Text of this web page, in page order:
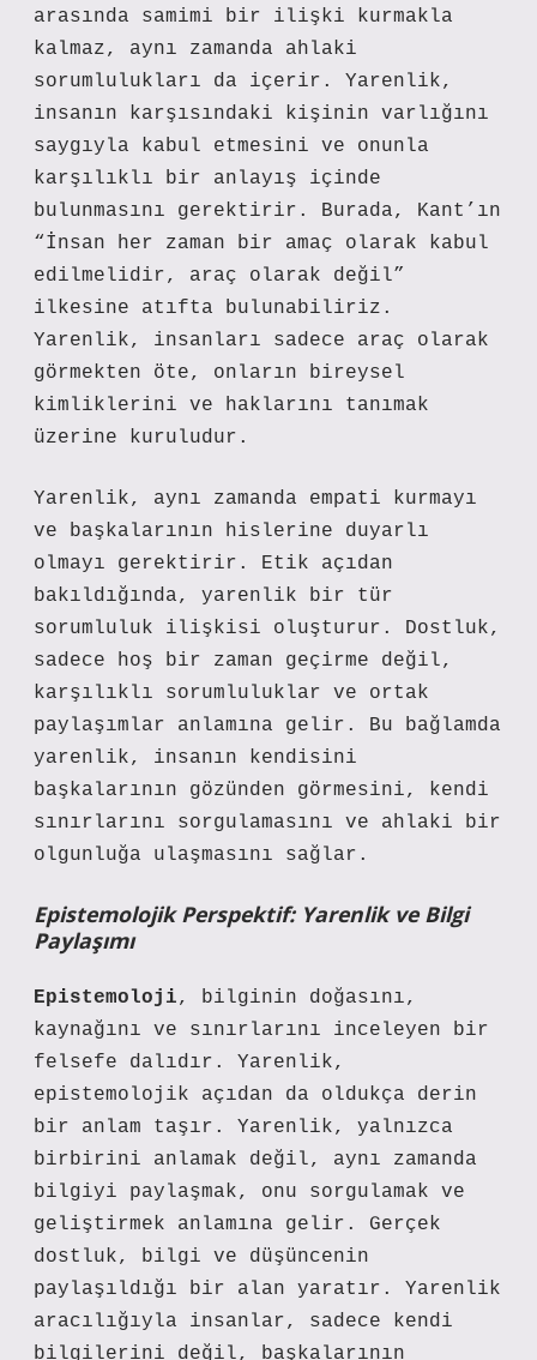
arasında samimi bir ilişki kurmakla
kalmaz, aynı zamanda ahlaki
sorumlulukları da içerir. Yarenlik,
insanın karşısındaki kişinin varlığını
saygıyla kabul etmesini ve onunla
karşılıklı bir anlayış içinde
bulunmasını gerektirir. Burada, Kant’ın
“İnsan her zaman bir amaç olarak kabul
edilmelidir, araç olarak değil”
ilkesine atıfta bulunabiliriz.
Yarenlik, insanları sadece araç olarak
görmekten öte, onların bireysel
kimliklerini ve haklarını tanımak
üzerine kuruludur.
Yarenlik, aynı zamanda empati kurmayı
ve başkalarının hislerine duyarlı
olmayı gerektirir. Etik açıdan
bakıldığında, yarenlik bir tür
sorumluluk ilişkisi oluşturur. Dostluk,
sadece hoş bir zaman geçirme değil,
karşılıklı sorumluluklar ve ortak
paylaşımlar anlamına gelir. Bu bağlamda
yarenlik, insanın kendisini
başkalarının gözünden görmesini, kendi
sınırlarını sorgulamasını ve ahlaki bir
olgunluğa ulaşmasını sağlar.
Epistemolojik Perspektif: Yarenlik ve Bilgi
Paylaşımı
Epistemoloji, bilginin doğasını,
kaynağını ve sınırlarını inceleyen bir
felsefe dalıdır. Yarenlik,
epistemolojik açıdan da oldukça derin
bir anlam taşır. Yarenlik, yalnızca
birbirini anlamak değil, aynı zamanda
bilgiyi paylaşmak, onu sorgulamak ve
geliştirmek anlamına gelir. Gerçek
dostluk, bilgi ve düşüncenin
paylaşıldığı bir alan yaratır. Yarenlik
aracılığıyla insanlar, sadece kendi
bilgilerini değil, başkalarının